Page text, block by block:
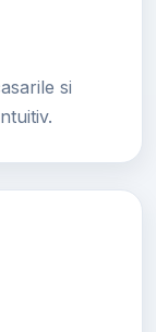
si